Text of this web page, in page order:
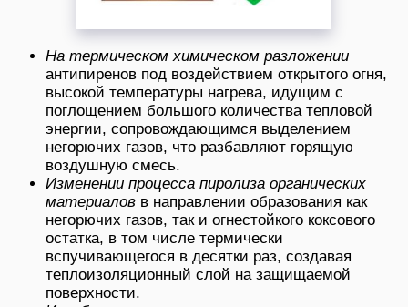
На термическом химическом разложении
антипиренов под воздействием открытого огня,
высокой температуры нагрева, идущим с
поглощением большого количества тепловой
энергии, сопровождающимся выделением
негорючих газов, что разбавляют горящую
воздушную смесь.
Изменении процесса пиролиза органических
материалов в направлении образования как
негорючих газов, так и огнестойкого коксового
остатка, в том числе термически
вспучивающегося в десятки раз, создавая
теплоизоляционный слой на защищаемой
поверхности.